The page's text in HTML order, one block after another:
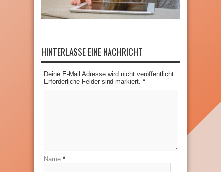
HINTERLASSE EINE NACHRICHT
Deine E-Mail Adresse wird nicht veröffentlicht.
Erforderliche Felder sind markiert. *
Name *